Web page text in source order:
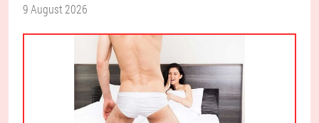
9 August 2026